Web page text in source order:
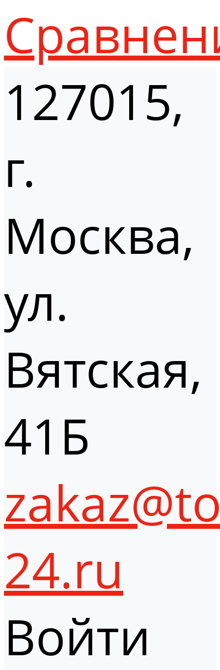
127015,
г.
Москва,
ул.
Вятская,
41Б
24.ru
Войти